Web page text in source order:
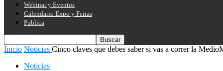
Webinar y Eventos
Calendario Expo y Ferias
Publica
Inicio Noticias Cinco claves que debes saber si vas a correr la
Noticias